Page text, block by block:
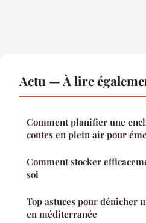
Actu — À lire
Comment planifier une
contes en plein air pour
Comment stocker
soi
Top astuces pour dénicher
en méditerranée